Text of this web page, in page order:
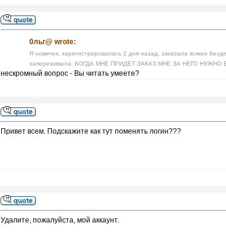
0льг@ wrote:
Я новичок, зарегистрировалась 2 дня назад, заказала всяких
запереживала. КОГДА МНЕ ПРИДЕТ ЗАКАЗ МНЕ ЗА НЕГО
нескромный вопрос - Вы читать умеете?
Привет всем. Подскажите как тут поменять логин???
Удалите, пожалуйста, мой аккаунт.